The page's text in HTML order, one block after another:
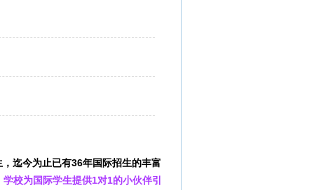
迄今为止已有36年国际招生的丰富
学校为国际学生提供1对1的小伙伴引